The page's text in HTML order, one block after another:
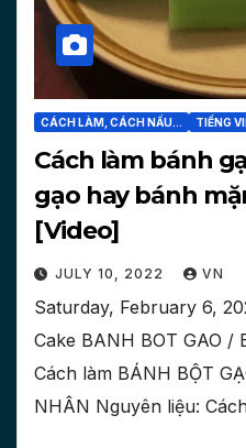
CÁCH LÀM, CÁCH NẤU... TIẾNG
Cách làm bánh
gạo hay bánh
[Video]
JULY 10, 2022 VN
Saturday, February 6,
Cake BANH BOT GAO /
Cách làm BÁNH BỘT
NHÂN Nguyên liệu: